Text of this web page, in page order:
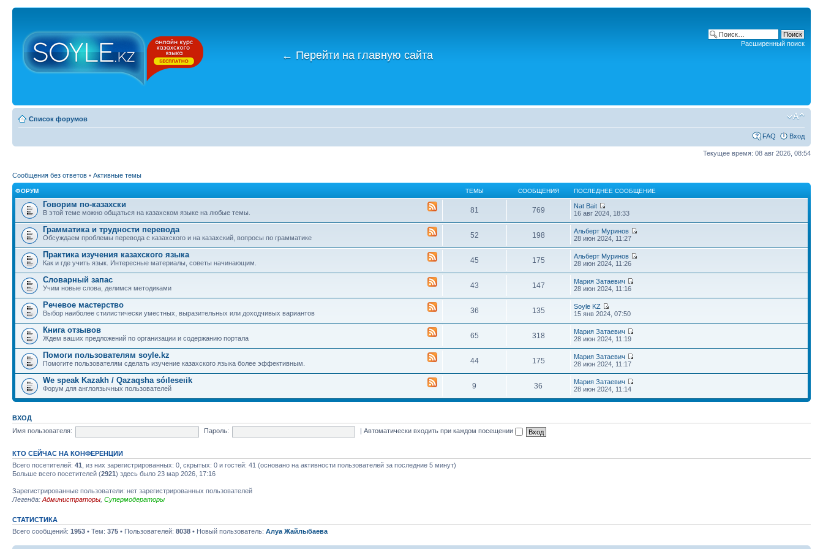
← Перейти на главную сайта
Расширенный поиск
Список форумов
FAQ Вход
Текущее время: 08 авг 2026, 08:54
Сообщения без ответов • Активные темы
ФОРУМ ТЕМЫ СООБЩЕНИЯ ПОСЛЕДНЕЕ СООБЩЕНИЕ
Говорим по-казахски
В этой теме можно общаться на казахском языке на любые темы. 81 769
Nat Bait
16 авг 2024, 18:33
Грамматика и трудности перевода
Обсуждаем проблемы перевода с казахского и на казахский, вопросы по грамматике 52 198
Альберт Муринов
28 июн 2024, 11:27
Практика изучения казахского языка
Как и где учить язык. Интересные материалы, советы начинающим. 45 175
Альберт Муринов
28 июн 2024, 11:26
Словарный запас
Учим новые слова, делимся методиками 43 147
Мария Затаевич
28 июн 2024, 11:16
Речевое мастерство
Выбор наиболее стилистически уместных, выразительных или доходчивых вариантов 36 135
Soyle KZ
15 янв 2024, 07:50
Книга отзывов
Ждем ваших предложений по организации и содержанию портала 65 318
Мария Затаевич
28 июн 2024, 11:19
Помоги пользователям soyle.kz
Помогите пользователям сделать изучение казахского языка более эффективным. 44 175
Мария Затаевич
28 июн 2024, 11:17
We speak Kazakh / Qazaqsha sóıleseıik
Форум для англоязычных пользователей 9 36
Мария Затаевич
28 июн 2024, 11:14
ВХОД
Имя пользователя:
Пароль: |Автоматически входить при каждом посещении
КТО СЕЙЧАС НА КОНФЕРЕНЦИИ
Всего посетителей: 41 , из них зарегистрированных: 0, скрытых: 0 и гостей: 41 (основано на активности пользователей за последние 5 минут)
Больше всего посетителей (2921) здесь было 23 мар 2026, 17:16
Зарегистрированные пользователи: нет зарегистрированных пользователей
Легенда: Администраторы Супермодераторы
СТАТИСТИКА
Всего сообщений: 1953 • Тем: 375 • Пользователей: 8038 • Новый пользователь: Алуа Жайлыбаева